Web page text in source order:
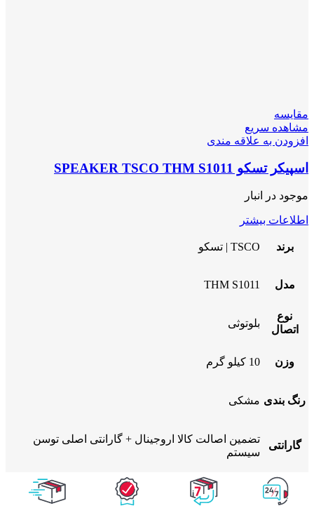
مقایسه
مشاهده سریع
افزودن به علاقه مندی
اسپیکر تسکو SPEAKER TSCO THM S1011
موجود در انبار
اطلاعات بیشتر
برند TSCO | تسکو
مدل THM S1011
نوع
اتصال
بلوتوثی
وزن 10 کیلو گرم
رنگ بندی مشکی
گارانتی
تضمین اصالت کالا اروجینال + گارانتی اصلی توسن
سیستم